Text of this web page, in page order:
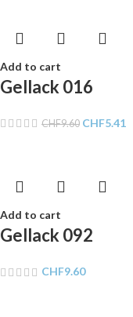
Add to cart
Gellack 016
CHF9.60 CHF5.41
Add to cart
Gellack 092
CHF9.60